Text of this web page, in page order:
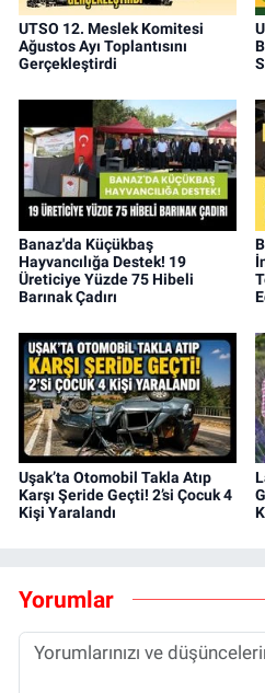
UTSO 12. Meslek Komitesi
Ağustos Ayı Toplantısını
Gerçekleştirdi
Banaz'da Küçükbaş
Hayvancılığa Destek! 19
Üreticiye Yüzde 75 Hibeli
Barınak Çadırı
Uşak’ta Otomobil Takla Atıp
Karşı Şeride Geçti! 2’si Çocuk 4
Kişi Yaralandı
Yorumlar